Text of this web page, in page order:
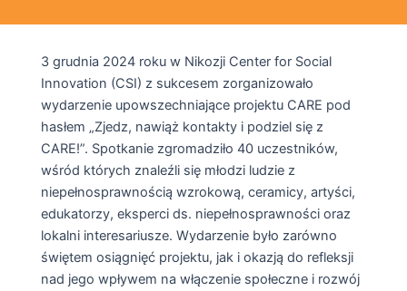
3 grudnia 2024 roku w Nikozji Center for Social
Innovation (CSI) z sukcesem zorganizowało
wydarzenie upowszechniające projektu CARE pod
hasłem „Zjedz, nawiąż kontakty i podziel się z
CARE!”. Spotkanie zgromadziło 40 uczestników,
wśród których znaleźli się młodzi ludzie z
niepełnosprawnością wzrokową, ceramicy, artyści,
edukatorzy, eksperci ds. niepełnosprawności oraz
lokalni interesariusze. Wydarzenie było zarówno
świętem osiągnięć projektu, jak i okazją do refleksji
nad jego wpływem na włączenie społeczne i rozwój